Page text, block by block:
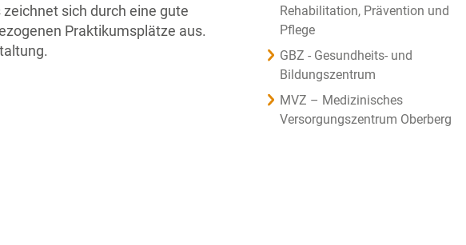
sich durch eine gute
Praktikumsplätze aus.
Rehabilitation, Prävention und
Pflege
GBZ - Gesundheits- und
Bildungszentrum
MVZ – Medizinisches
Versorgungszentrum Oberberg